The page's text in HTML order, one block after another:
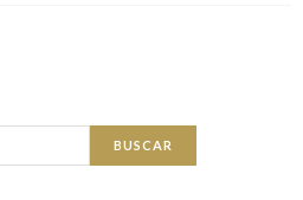
BUSCAR